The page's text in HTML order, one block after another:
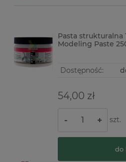
Pasta strukturalna
Modeling Paste
Dostępność:
54,00 zł
- + szt.
do